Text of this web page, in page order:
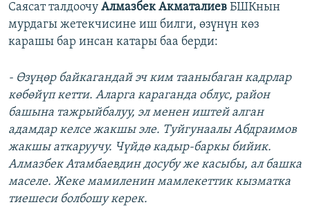
Саясат талдоочу Алмазбек Акматалиев БШКнын
мурдагы жетекчисине иш билги, өзүнүн көз
карашы бар инсан катары баа берди:
- Өзүңөр байкагандай эч ким тааныбаган кадрлар
көбөйүп кетти. Аларга караганда облус, район
башына тажрыйбалуу, эл менен иштей алган
адамдар келсе жакшы эле. Туйгунаалы Абдраимов
жакшы аткаруучу. Чүйдө кадыр-баркы бийик.
Алмазбек Атамбаевдин досубу же касыбы, ал башка
маселе. Жеке мамиленин мамлекеттик кызматка
тиешеси болбошу керек.